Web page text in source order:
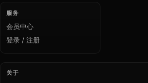
服务
会员中心
登录 / 注册
关于